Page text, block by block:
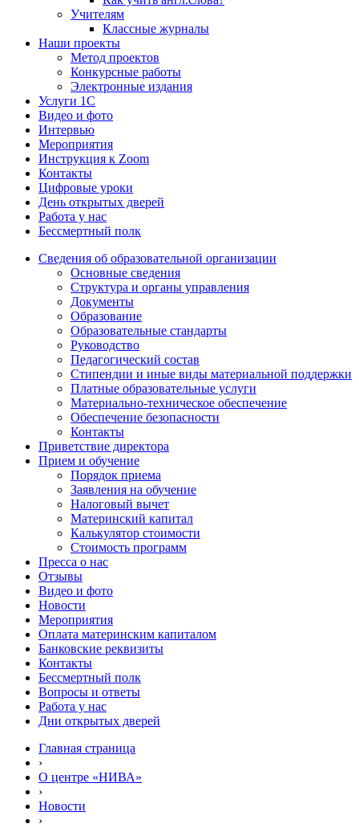
Учителям
Классные журналы
Наши проекты
Метод проектов
Конкурсные работы
Электронные издания
Услуги 1C
Видео и фото
Интервью
Мероприятия
Инструкция к Zoom
Контакты
Цифровые уроки
День открытых дверей
Работа у нас
Бессмертный полк
Сведения об образовательной организации
Основные сведения
Структура и органы управления
Документы
Образование
Образовательные стандарты
Руководство
Педагогический состав
Стипендии и иные виды материальной поддержки
Платные образовательные услуги
Материально-техническое обеспечение
Обеспечение безопасности
Контакты
Приветствие директора
Прием и обучение
Порядок приема
Заявления на обучение
Налоговый вычет
Материнский капитал
Калькулятор стоимости
Стоимость программ
Пресса о нас
Отзывы
Видео и фото
Новости
Мероприятия
Оплата материнским капиталом
Банковские реквизиты
Контакты
Бессмертный полк
Вопросы и ответы
Работа у нас
Дни открытых дверей
Главная страница
›
О центре «НИВА»
›
Новости
›